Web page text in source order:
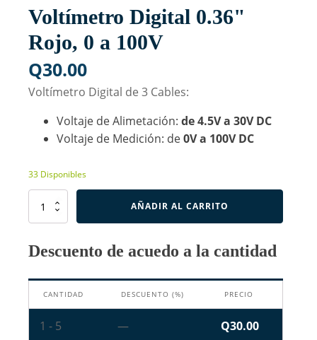
Voltímetro Digital 0.36"
Rojo, 0 a 100V
Q30.00
Voltímetro Digital de 3 Cables:
Voltaje de Alimetación: de 4.5V a 30V DC
Voltaje de Medición: de0V a 100V DC
33 Disponibles
Voltímetro
0
100V
cantidad
AÑADIR AL CARRITO
Descuento de acuedo a la cantidad
CANTIDAD DESCUENTO (%) PRECIO
1 - 5 — Q30.00